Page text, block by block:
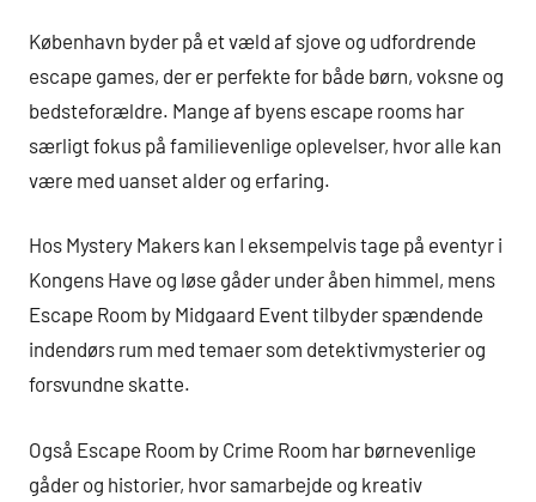
København byder på et væld af sjove og udfordrende
escape games, der er perfekte for både børn, voksne og
bedsteforældre. Mange af byens escape rooms har
særligt fokus på familievenlige oplevelser, hvor alle kan
være med uanset alder og erfaring.
Hos Mystery Makers kan I eksempelvis tage på eventyr i
Kongens Have og løse gåder under åben himmel, mens
Escape Room by Midgaard Event tilbyder spændende
indendørs rum med temaer som detektivmysterier og
forsvundne skatte.
Også Escape Room by Crime Room har børnevenlige
gåder og historier, hvor samarbejde og kreativ